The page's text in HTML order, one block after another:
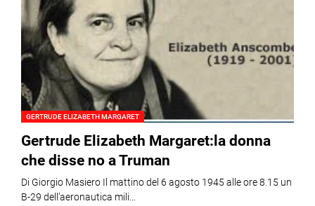
GERTRUDE ELIZABETH MARGARET
Gertrude Elizabeth Margaret:la donna
che disse no a Truman
Di Giorgio Masiero Il mattino del 6 agosto 1945 alle ore 8.15 un
B-29 dell’aeronautica mili…